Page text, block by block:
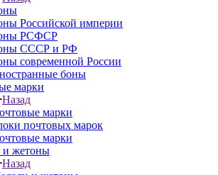
Российской империи
РСФСР
СССР и РФ
современной России
боны
марки
Назад
марки
почтовых марок
марки
и жетоны
Назад